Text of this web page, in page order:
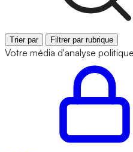
Trier par Filtrer par rubrique
Votre média d'analyse